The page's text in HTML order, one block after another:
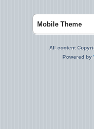
Mobile Theme
All content
Powered by